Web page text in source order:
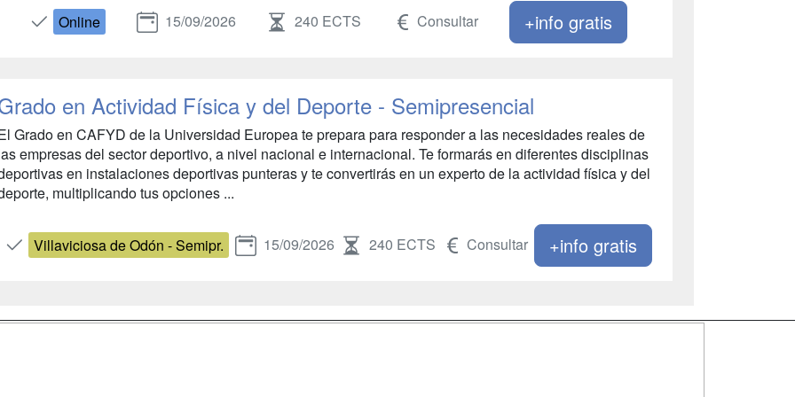
Online 15/09/2026 240 ECTS Consultar +info gratis
en Actividad Física y del Deporte - Semipresencial
Grado en CAFYD de la Universidad Europea te prepara para responder a las necesidades reales de
empresas del sector deportivo, a nivel nacional e internacional. Te formarás en diferentes disciplinas
en instalaciones deportivas punteras y te convertirás en un experto de la actividad física y del
multiplicando tus opciones ...
Villaviciosa de Odón - Semipr. 15/09/2026 240 ECTS Consultar +info gratis